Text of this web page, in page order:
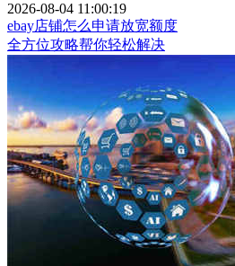
2026-08-04 11:00:19
ebay店铺怎么申请放宽额度
全方位攻略帮你轻松解决